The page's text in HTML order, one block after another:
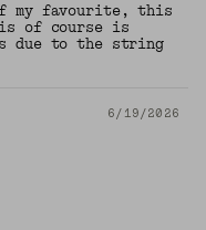
my favourite, this
of course is
due to the string
6/19/2026